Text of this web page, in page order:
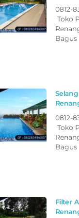
0812-
Toko
Bagus
0812-
Toko
Bagus
Filter